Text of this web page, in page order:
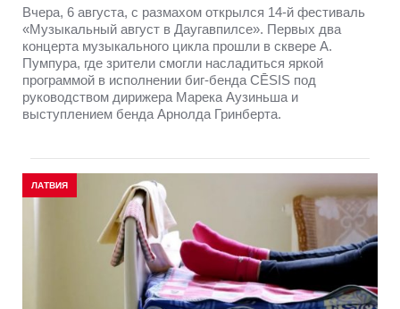
Вчера, 6 августа, с размахом открылся 14-й фестиваль
«Музыкальный август в Даугавпилсе». Первых два
концерта музыкального цикла прошли в сквере А.
Пумпура, где зрители смогли насладиться яркой
программой в исполнении биг-бенда CĒSIS под
руководством дирижера Марека Аузиньша и
выступлением бенда Арнолда Гринберта.
ЛАТВИЯ